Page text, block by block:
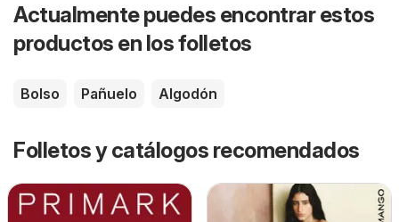
Actualmente puedes encontrar estos
productos en los folletos
Bolso Pañuelo Algodón
Folletos y catálogos recomendados